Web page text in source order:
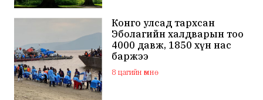
Конго улсад тархсан
Эболагийн халдварын тоо
4000 давж, 1850 хүн нас
баржээ
8 цагийн өмнө